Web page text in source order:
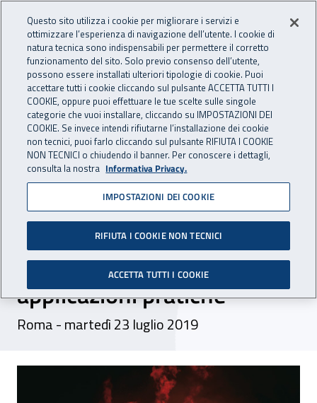
INAIL - Istituto Nazionale
Apri cerca
Navigazione principale
Navigazione - Ti trovi in:
Home Inail comunica Eventi
23 luglio 2019
Seminario - Il Codice di
prevenzione incendi. La
progettazione antincendio -
applicazioni pratiche
Roma - martedì 23 luglio 2019
Seminario - Il Codice di prevenzione
Questo sito utilizza i cookie per migliorare i servizi e
ottimizzare l’esperienza di navigazione dell’utente. I cookie di
natura tecnica sono indispensabili per permettere il corretto
funzionamento del sito. Solo previo consenso dell’utente,
possono essere installati ulteriori tipologie di cookie. Puoi
accettare tutti i cookie cliccando sul pulsante ACCETTA TUTTI I
COOKIE, oppure puoi effettuare le tue scelte sulle singole
categorie che vuoi installare, cliccando su IMPOSTAZIONI DEI
COOKIE. Se invece intendi rifiutarne l’installazione dei cookie
non tecnici, puoi farlo cliccando sul pulsante RIFIUTA I COOKIE
NON TECNICI o chiudendo il banner. Per conoscere i dettagli,
consulta la nostra Informativa Privacy.
IMPOSTAZIONI DEI COOKIE
RIFIUTA I COOKIE NON TECNICI
ACCETTA TUTTI I COOKIE